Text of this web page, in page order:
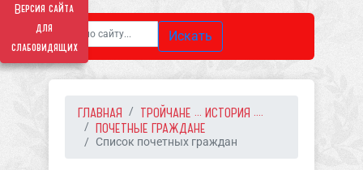
Версия сайта
для
слабовидящих
Искать
ГЛАВНАЯ
ТРОЙЧАНЕ ... ИСТОРИЯ ....
ПОЧЕТНЫЕ ГРАЖДАНЕ
Список почетных граждан